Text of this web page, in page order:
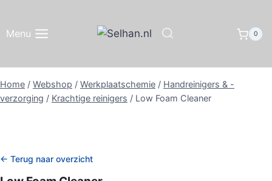
inhoud
Menu 0
Home / Webshop / Werkplaatschemie / Handreinigers & -
verzorging / Krachtige reinigers / Low Foam Cleaner
← Terug naar overzicht